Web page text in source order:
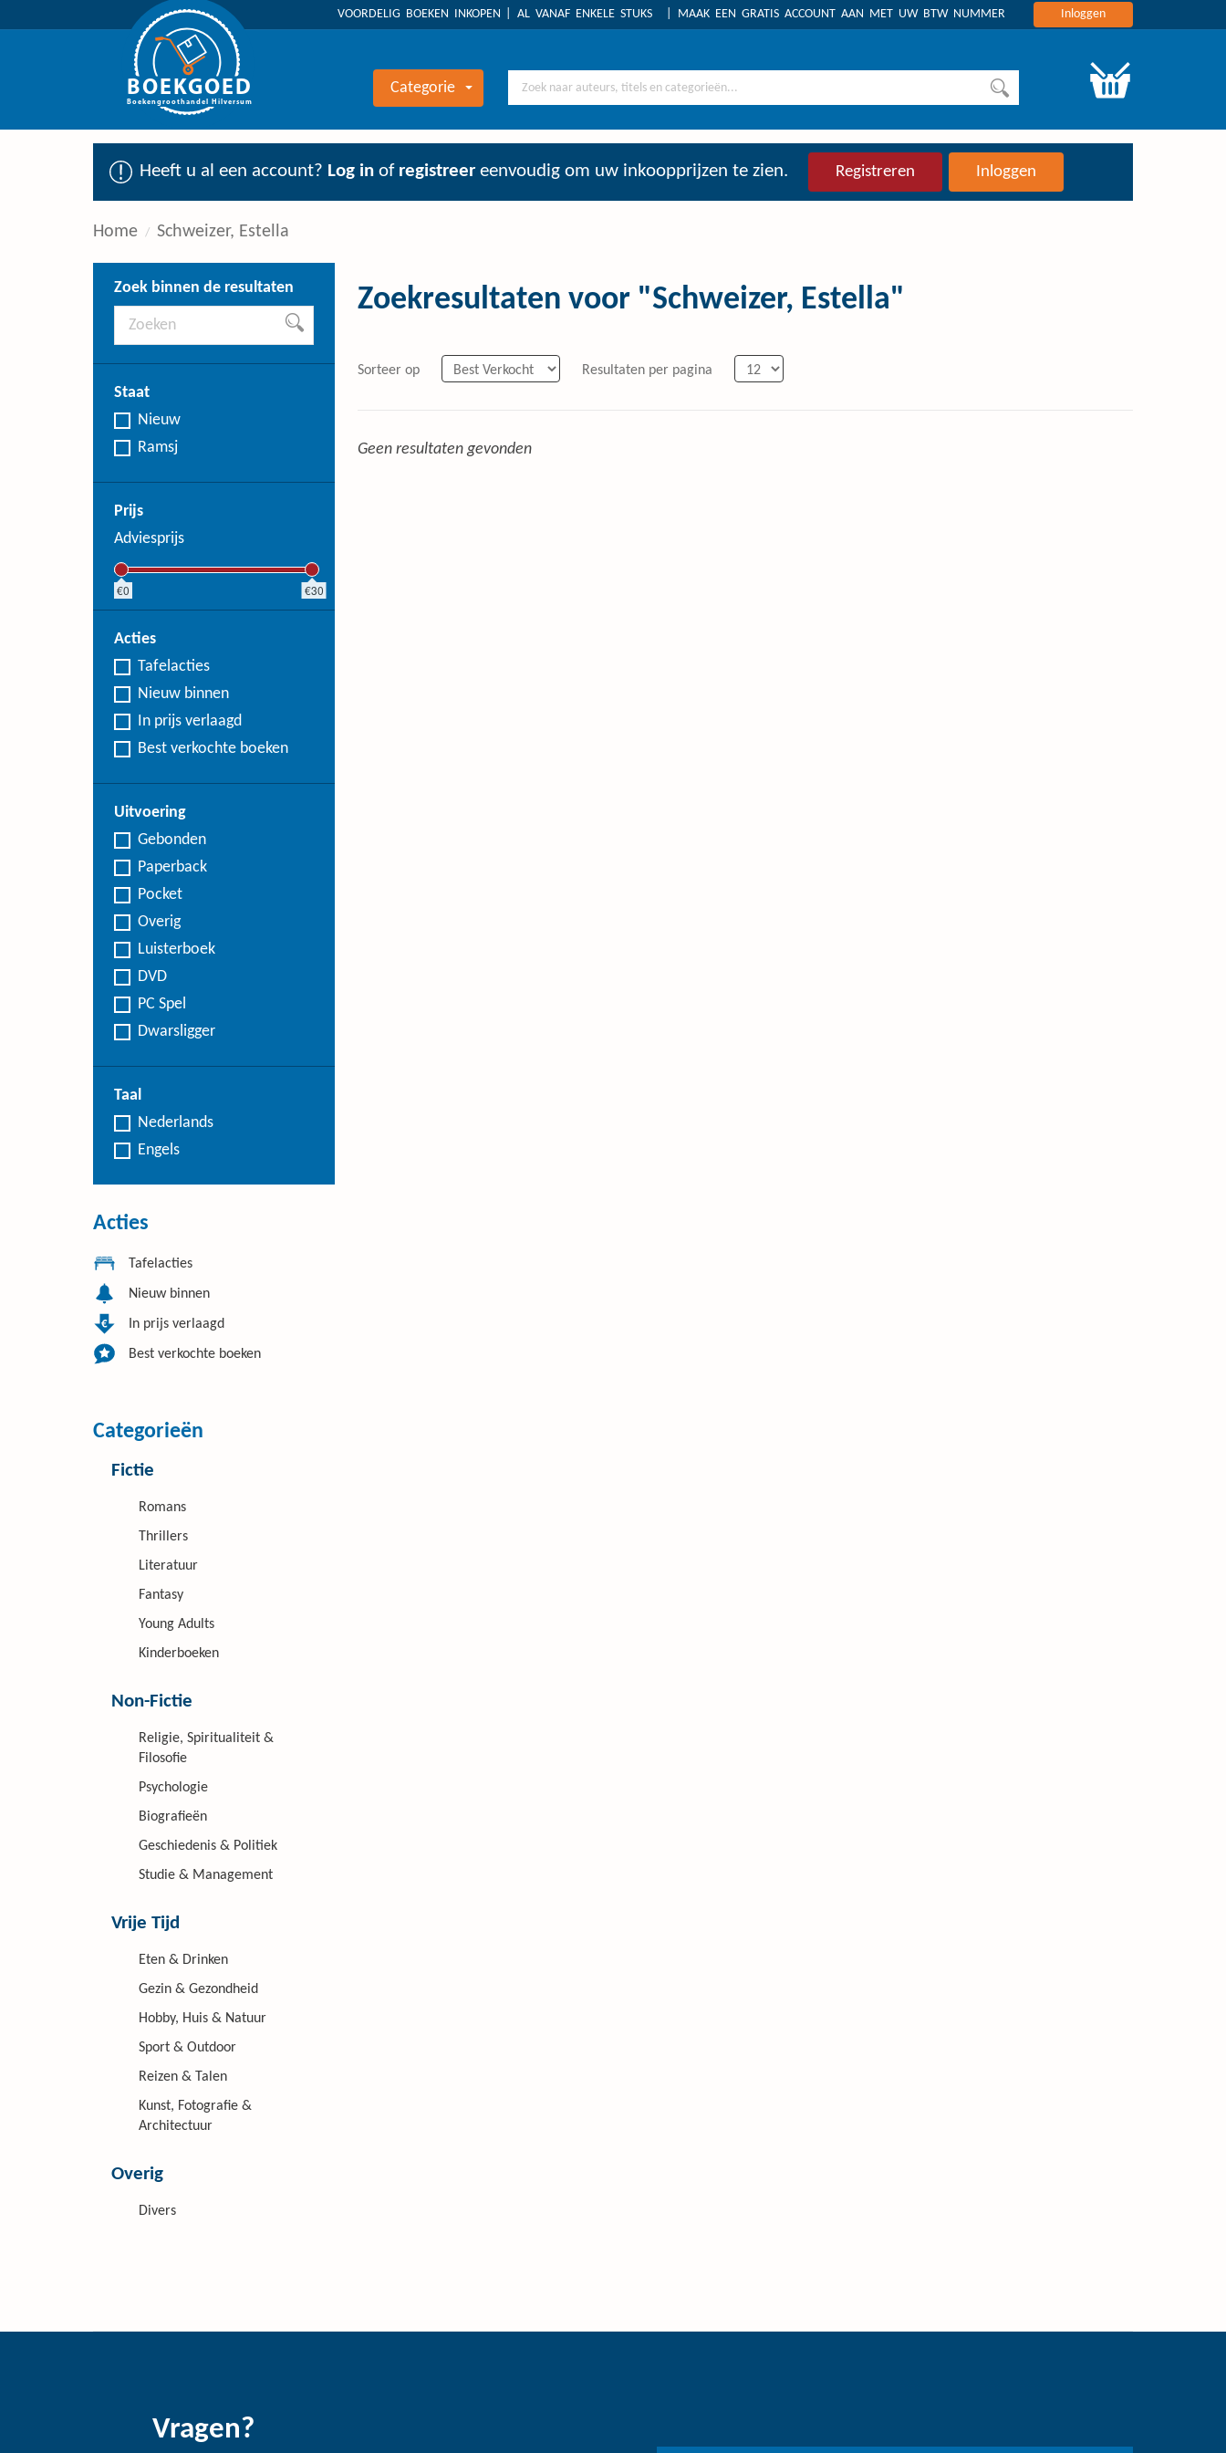
VOORDELIG BOEKEN INKOPEN AL VANAF ENKELE STUKS MAAK EEN GRATIS ACCOUNT AAN MET UW BTW NUMMER Inloggen
BOEKGOED
Boekengroothandel Hilversum
Categorie
Heeft u al een account? Log in of registreer eenvoudig om uw inkoopprijzen te zien. Registreren Inloggen
Home Schweizer, Estella
Zoek binnen de resultaten
Staat
Nieuw
Ramsj
Prijs
Adviesprijs
0 30
Acties
Tafelacties
Nieuw binnen
In prijs verlaagd
Best verkochte boeken
Uitvoering
Gebonden
Paperback
Pocket
Overig
Luisterboek
DVD
PC Spel
Dwarsligger
Taal
Nederlands
Engels
Acties
Tafelacties
Nieuw binnen
In prijs verlaagd
Best verkochte boeken
Categorieën
Fictie
Romans
Thrillers
Literatuur
Fantasy
Young Adults
Kinderboeken
Non-Fictie
Religie, Spiritualiteit &
Filosofie
Psychologie
Biografieën
Geschiedenis & Politiek
Studie & Management
Vrije Tijd
Eten & Drinken
Gezin & Gezondheid
Hobby, Huis & Natuur
Sport & Outdoor
Reizen & Talen
Kunst, Fotografie &
Architectuur
Overig
Divers
Zoekresultaten voor "Schweizer, Estella"
Sorteer op Resultaten per pagina
Geen resultaten gevonden
Vragen?